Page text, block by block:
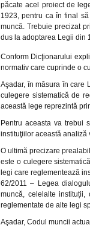
păcate acel proiect de
1923, pentru ca în final
muncă. Trebuie precizat
dus la adoptarea Legii din
Conform Dicţionarului
normativ care cuprinde o
Aşadar, în măsura în care
culegere sistematică de
această lege reprezintă
Pentru aceasta va trebui
instituţiilor această analiză
O ultimă precizare
este o culegere
legi care reglementează
62/2011 – Legea
muncă, celelalte
reglementate de alte legi
Aşadar, Codul muncii